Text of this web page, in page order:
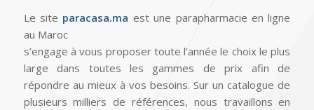
Le site paracasa.ma est une parapharmacie en ligne
au Maroc
s’engage à vous proposer toute l’année le choix le plus
large dans toutes les gammes de prix afin de
répondre au mieux à vos besoins. Sur un catalogue de
plusieurs milliers de références, nous travaillons en